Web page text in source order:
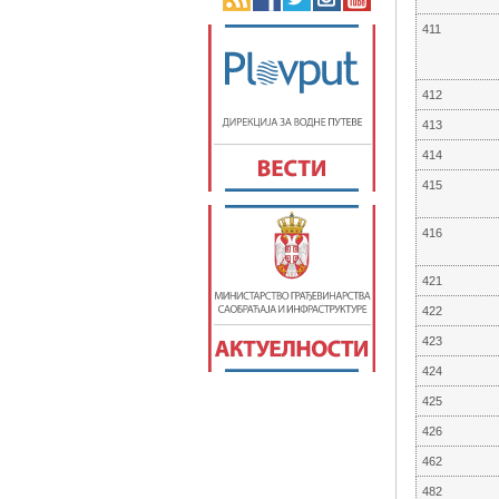
411
412
413
414
415
416
421
422
423
424
425
426
462
482